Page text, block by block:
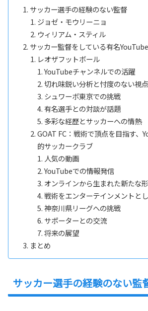
サッカー選手の経験のない監督
ジョゼ・モウリーニョ
ウィリアム・スティル
サッカー監督をしている有名
レオザフットボール
YouTubeチャンネルでの活躍
切れ味鋭い分析と忖度のない視点
シュワーボ東京での挑戦
有名選手との対談が話題
多彩な経歴とサッカーへの情熱
GOAT FC：戦術で頂点を目指す、
的サッカークラブ
人気の動画
YouTubeでの情報発信
オンラインから生まれた新たな
戦術をエンターテインメントと
神奈川県リーグへの挑戦
サポーターとの交流
将来の展望
まとめ
サッカー選手の経験のない監